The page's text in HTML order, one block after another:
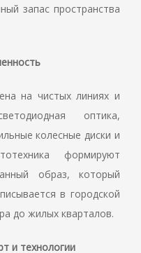
запас пространства
на чистых линиях и
оптика,
колесные диски и
формируют
образ, который
в городской
до жилых кварталов.
и технологии